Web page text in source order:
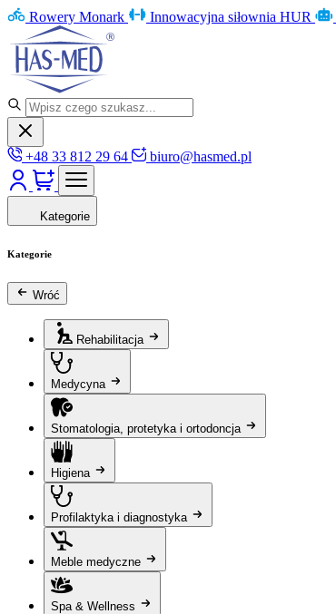
Rowery Monark Innowacyjna siłownia HUR
+48 33 812 29 64 biuro@hasmed.pl
Kategorie
Kategorie
Wróć
Rehabilitacja
Medycyna
Stomatologia, protetyka i ortodoncja
Higiena
Profilaktyka i diagnostyka
Meble medyczne
Spa & Wellness